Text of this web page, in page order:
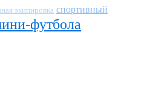
экипировка спортивный
футбола